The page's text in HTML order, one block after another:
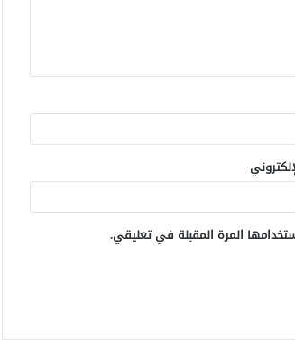
المرة المقبلة في تعليقي.